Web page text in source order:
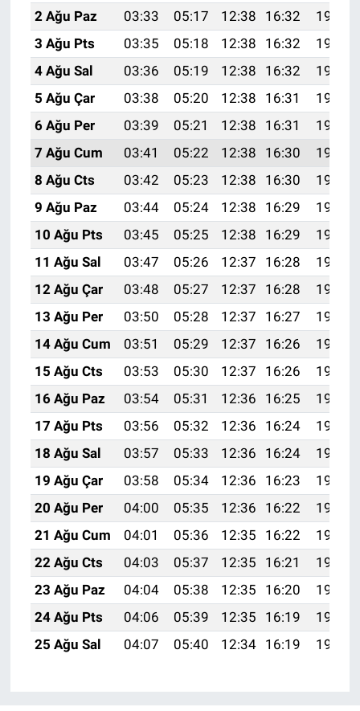
2 Ağu Paz
03:33 05:17 12:38 16:32
19:50
3 Ağu Pts
03:35 05:18 12:38 16:32
19:49
4 Ağu Sal
03:36 05:19 12:38 16:32
19:48
5 Ağu Çar
03:38 05:20 12:38 16:31
19:47
6 Ağu Per
03:39 05:21 12:38 16:31
19:45
7 Ağu Cum
03:41 05:22 12:38 16:30
19:44
8 Ağu Cts
03:42 05:23 12:38 16:30
19:43
9 Ağu Paz
03:44 05:24 12:38 16:29
19:42
10 Ağu Pts
03:45 05:25 12:38 16:29
19:40
11 Ağu Sal
03:47 05:26 12:37 16:28
19:39
12 Ağu Çar
03:48 05:27 12:37 16:28
19:38
13 Ağu Per
03:50 05:28 12:37 16:27
19:36
14 Ağu Cum
03:51 05:29 12:37 16:26
19:35
15 Ağu Cts
03:53 05:30 12:37 16:26
19:34
16 Ağu Paz
03:54 05:31 12:36 16:25
19:32
17 Ağu Pts
03:56 05:32 12:36 16:24
19:31
18 Ağu Sal
03:57 05:33 12:36 16:24
19:30
19 Ağu Çar
03:58 05:34 12:36 16:23
19:28
20 Ağu Per
04:00 05:35 12:36 16:22
19:27
21 Ağu Cum
04:01 05:36 12:35 16:22
19:25
22 Ağu Cts
04:03 05:37 12:35 16:21
19:24
23 Ağu Paz
04:04 05:38 12:35 16:20
19:22
24 Ağu Pts
04:06 05:39 12:35 16:19
19:21
25 Ağu Sal
04:07 05:40 12:34 16:19 19:19